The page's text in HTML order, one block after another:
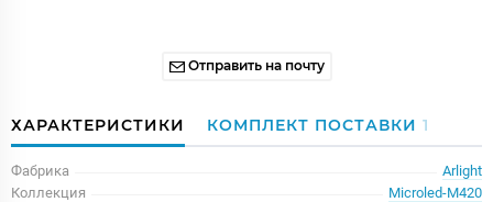
Отправить на почту
ХАРАКТЕРИСТИКИ КОМПЛЕКТ ПОСТАВКИ 1
Фабрика
Arlight
Коллекция
Microled-M420